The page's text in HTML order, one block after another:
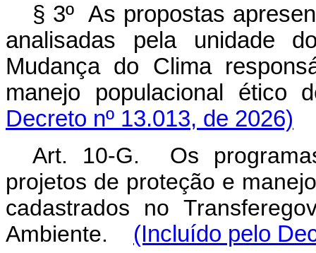
§ 3º As propostas
analisadas pela unidade
Mudança do Clima
manejo populacional ético
Decreto nº 13.013, de 2026)
Art. 10-G. Os
projetos de proteção e
cadastrados no
Ambiente.
(Incluído pelo